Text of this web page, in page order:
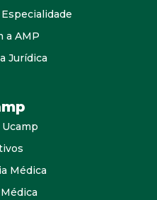
a AMP
Jurídica
Médica